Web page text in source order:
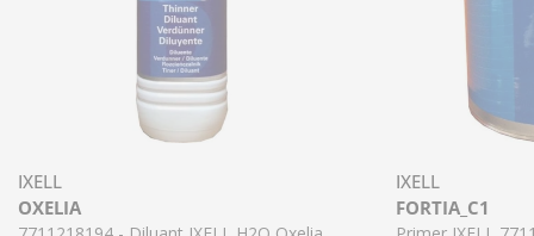
IXELL
OXELIA
IXELL
FORTIA_C1